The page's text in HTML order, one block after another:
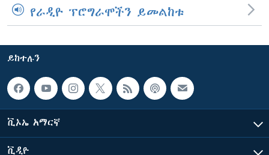
የራዲዮ ፕሮግራሞችን ይመልከቱ
ይከተሉን
ቪኦኤ አማርኛ
ቪዲዮ